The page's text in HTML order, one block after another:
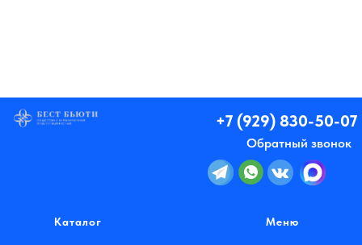
Меню
Каталог
+7 (929) 830-50-07
Обратный звонок